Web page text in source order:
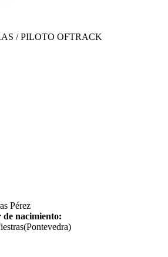
/ PILOTO OFTRACK
Pérez
de nacimiento: